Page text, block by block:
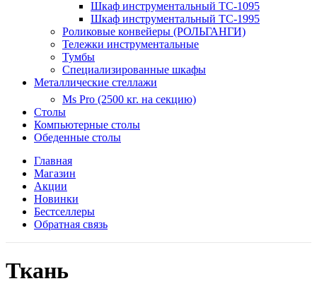
Шкаф инструментальный TC-1095
Шкаф инструментальный TC-1995
Роликовые конвейеры (РОЛЬГАНГИ)
Тележки инструментальные
Тумбы
Специализированные шкафы
Металлические стеллажи
Ms Pro (2500 кг. на секцию)
Столы
Компьютерные столы
Обеденные столы
Главная
Магазин
Акции
Новинки
Бестселлеры
Обратная связь
Ткань